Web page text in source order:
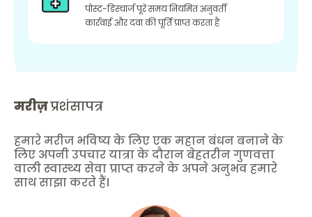
पोस्ट-डिस्चार्ज पूरे समय नियमित अनुवर्ती
कार्रवाई और दवा की पूर्ति प्राप्त करता है
मरीज़प्रशंसापत्र
हमारे मरीज भविष्य के लिए एक महान बंधन बनाने के
लिए अपनी उपचार यात्रा के दौरान बेहतरीन गुणवत्ता
वाली स्वास्थ्य सेवा प्राप्त करने के अपने अनुभव हमारे
साथ साझा करते हैं।